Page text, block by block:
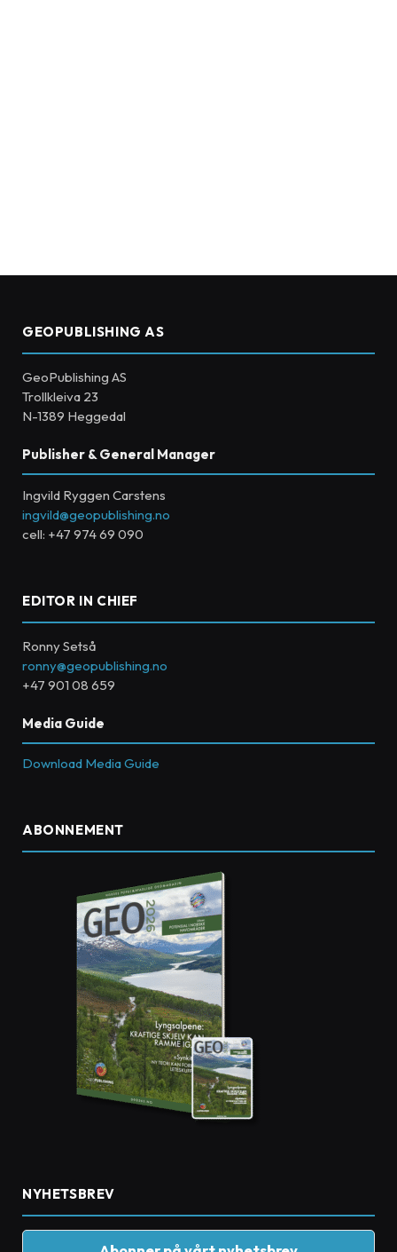
GEOPUBLISHING AS
GeoPublishing AS
Trollkleiva 23
N-1389 Heggedal
Publisher & General Manager
Ingvild Ryggen Carstens
ingvild@geopublishing.no
cell: +47 974 69 090
EDITOR IN CHIEF
Ronny Setså
ronny@geopublishing.no
+47 901 08 659
Media Guide
Download Media Guide
ABONNEMENT
NYHETSBREV